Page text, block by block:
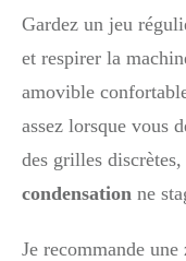
Gardez un jeu
et respirer la
amovible
assez lorsque vous
des grilles
condensation ne
Je recommande une